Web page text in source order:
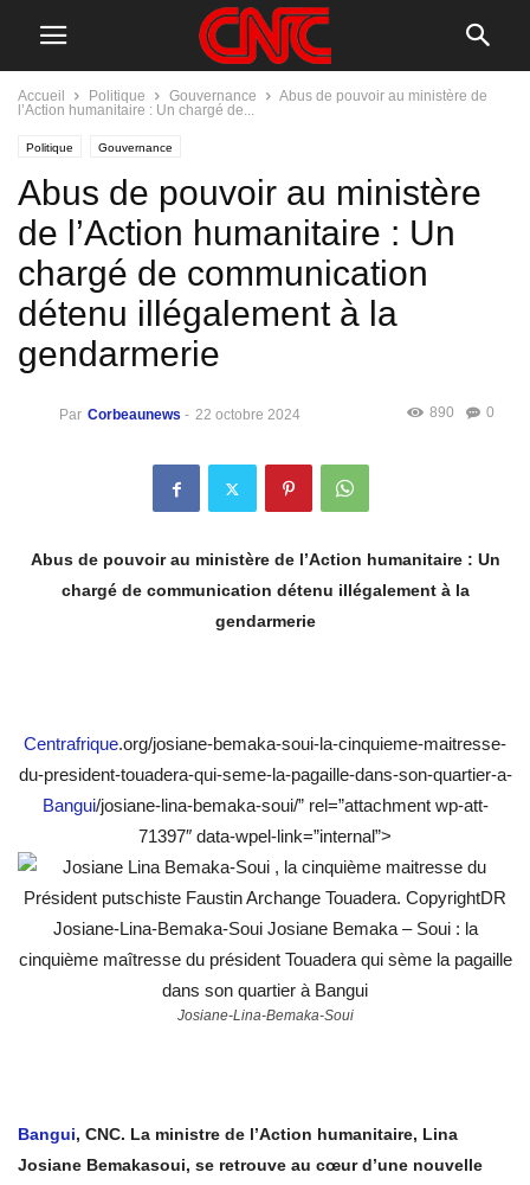
Accueil Politique Gouvernance
Abus de pouvoir au ministère de
l’Action humanitaire : Un chargé de...
Politique Gouvernance
Abus de pouvoir au ministère
de l’Action humanitaire : Un
chargé de communication
détenu illégalement à la
gendarmerie
Par Corbeaunews - 22 octobre 2024 0
890
Abus de pouvoir au ministère de l’Action humanitaire : Un
chargé de communication détenu illégalement à la
gendarmerie
Centrafrique.org/josiane-bemaka-soui-la-cinquieme-maitresse-
du-president-touadera-qui-seme-la-pagaille-dans-son-quartier-a-
Bangui/josiane-lina-bemaka-soui/” rel=”attachment wp-att-
71397″ data-wpel-link=”internal”>
Josiane-Lina-Bemaka-Soui
Bangui, CNC. La ministre de l’Action humanitaire, Lina
Josiane Bemakasoui, se retrouve au cœur d’une nouvelle